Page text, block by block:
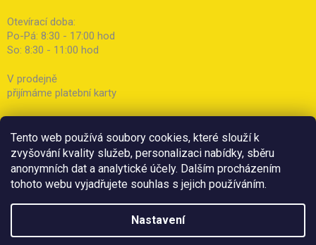
Tento web používá soubory cookies, které slouží k
zvyšování kvality služeb, personalizaci nabídky, sběru
anonymních dat a analytické účely. Dalším procházením
tohoto webu vyjadřujete souhlas s jejich používáním.
Nastavení
Otevírací doba:
Po-Pá: 8:30 - 17:00 hod
So: 8:30 - 11:00 hod
V prodejně
přijímáme platební karty